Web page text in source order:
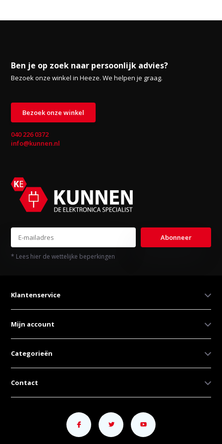
Ben je op zoek naar persoonlijk advies?
Bezoek onze winkel in Heeze. We helpen je graag.
Bezoek onze winkel
040 226 0372
info@kunnen.nl
Abonneer
* Lees hier de wettelijke beperkingen
Klantenservice
Mijn account
Categorieën
Contact